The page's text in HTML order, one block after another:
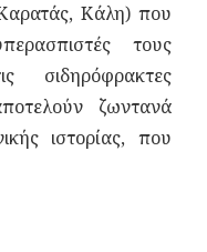
Κάλη) που
τους
σιδηρόφρακτες
ζωντανά
ιστορίας, που